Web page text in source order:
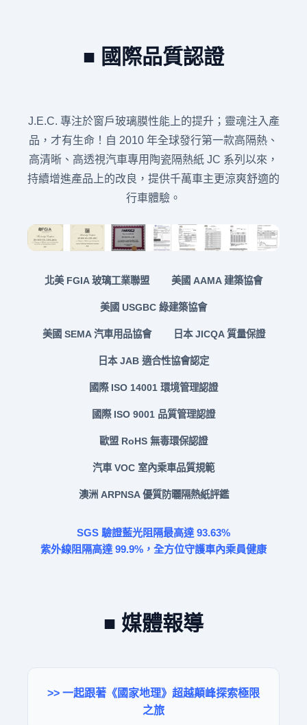
■ 國際品質認證
J.E.C. 專注於窗戶玻璃膜性能上的提升；靈魂注入產
品，才有生命！自 2010 年全球發行第一款高隔熱、
高清晰、高透視汽車專用陶瓷隔熱紙 JC 系列以來，
持續增進產品上的改良，提供千萬車主更涼爽舒適的
行車體驗。
北美 FGIA 玻璃工業聯盟 美國 AAMA 建築協會
美國 USGBC 綠建築協會
美國 SEMA 汽車用品協會 日本 JICQA 質量保證
日本 JAB 適合性協會認定
國際 ISO 14001 環境管理認證
國際 ISO 9001 品質管理認證
歐盟 RoHS 無毒環保認證
汽車 VOC 室內乘車品質規範
澳洲 ARPNSA 優質防曬隔熱紙評鑑
SGS 驗證藍光阻隔最高達 93.63%
紫外線阻隔高達 99.9%，全方位守護車內乘員健康
■ 媒體報導
>> 一起跟著《國家地理》超越顛峰探索極限
之旅